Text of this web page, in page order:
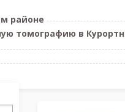
районе
томографию в